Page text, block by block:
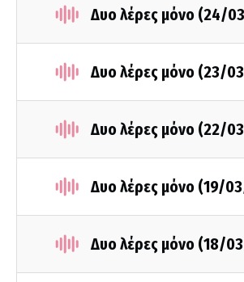
Δυο λέρες μόνο (24/
Δυο λέρες μόνο (23/
Δυο λέρες μόνο (22/
Δυο λέρες μόνο (19/
Δυο λέρες μόνο (18/